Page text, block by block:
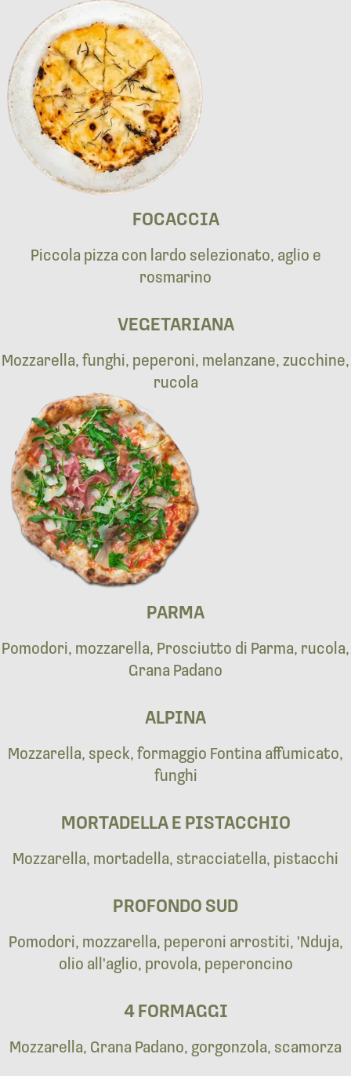
FOCACCIA
Piccola pizza con lardo selezionato, aglio e
rosmarino
VEGETARIANA
Mozzarella, funghi, peperoni, melanzane, zucchine,
rucola
PARMA
Pomodori, mozzarella, Prosciutto di Parma, rucola,
Grana Padano
ALPINA
Mozzarella, speck, formaggio Fontina affumicato,
funghi
MORTADELLA E PISTACCHIO
Mozzarella, mortadella, stracciatella, pistacchi
PROFONDO SUD
Pomodori, mozzarella, peperoni arrostiti, 'Nduja,
olio all'aglio, provola, peperoncino
4 FORMAGGI
Mozzarella, Grana Padano, gorgonzola, scamorza